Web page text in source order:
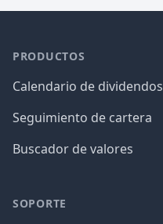
PRODUCTOS
Calendario de dividendos
Seguimiento de cartera
Buscador de valores
SOPORTE